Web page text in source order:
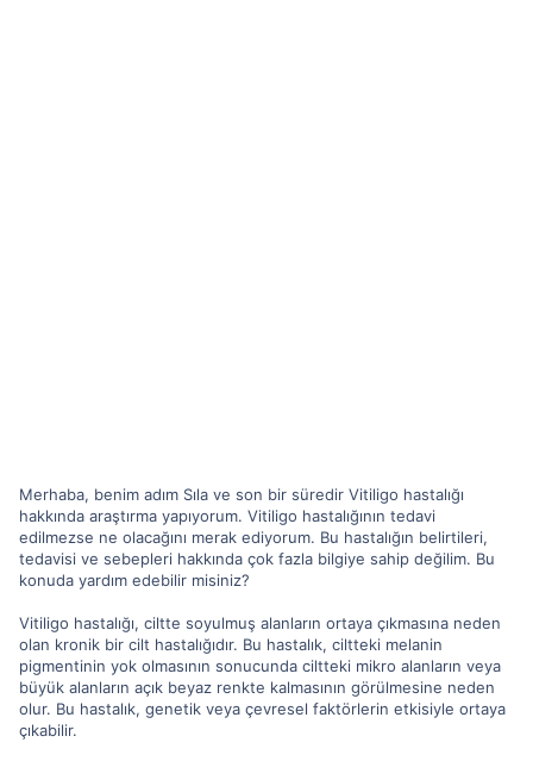
Merhaba, benim adım Sıla ve son bir süredir Vitiligo hastalığı
hakkında araştırma yapıyorum. Vitiligo hastalığının tedavi
edilmezse ne olacağını merak ediyorum. Bu hastalığın belirtileri,
tedavisi ve sebepleri hakkında çok fazla bilgiye sahip değilim. Bu
konuda yardım edebilir misiniz?
Vitiligo hastalığı, ciltte soyulmuş alanların ortaya çıkmasına neden
olan kronik bir cilt hastalığıdır. Bu hastalık, ciltteki melanin
pigmentinin yok olmasının sonucunda ciltteki mikro alanların veya
büyük alanların açık beyaz renkte kalmasının görülmesine neden
olur. Bu hastalık, genetik veya çevresel faktörlerin etkisiyle ortaya
çıkabilir.